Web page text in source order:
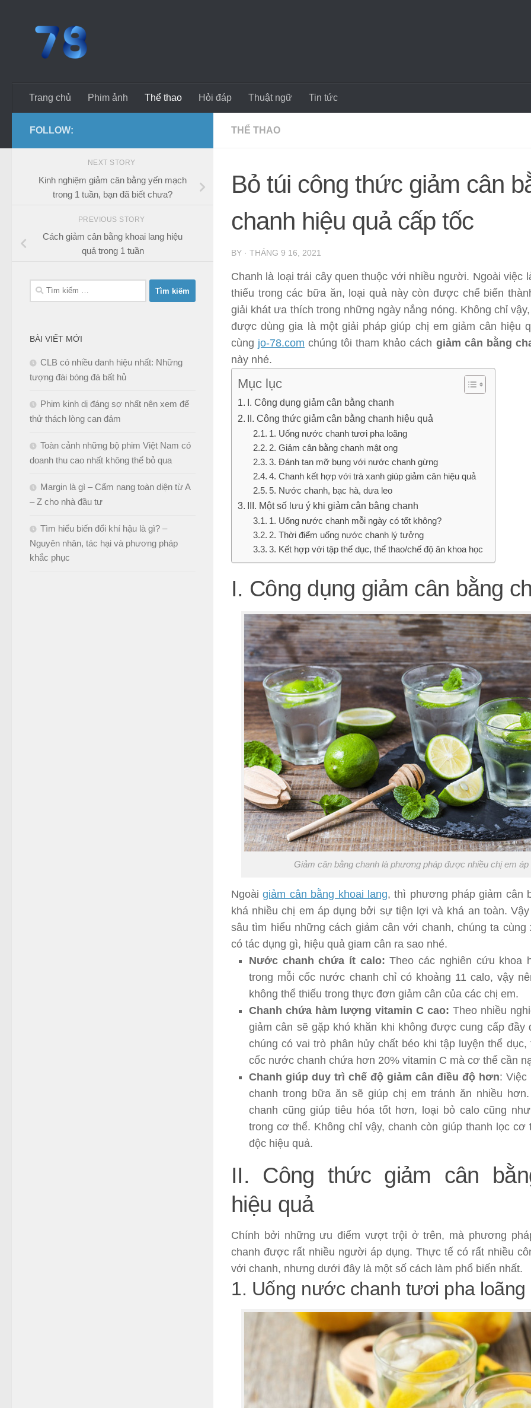
Trang chủ Phim ảnh Thể thao Hỏi đáp Thuật ngữ Tin tức
THỂ THAO
Bỏ túi công thức giảm cân
chanh hiệu quả cấp tốc
BY · THÁNG 9 16, 2021
Chanh là loại trái cây quen thuộc với nhiều người. Ngoài việc
thiếu trong các bữa ăn, loại quả này còn được chế biến
giải khát ưa thích trong những ngày nắng nóng. Không chỉ
được dùng gia là một giải pháp giúp chị em giảm cân hiệu
cùng jo-78.com chúng tôi tham khảo cách giảm cân bằng
này nhé.
Mục lục
I. Công dụng giảm cân bằng chanh
II. Công thức giảm cân bằng chanh hiệu quả
1. Uống nước chanh tươi pha loãng
2. Giảm cân bằng chanh mật ong
3. Đánh tan mỡ bụng với nước chanh gừng
4. Chanh kết hợp với trà xanh giúp giảm cân hiệu quả
5. Nước chanh, bạc hà, dưa leo
III. Một số lưu ý khi giảm cân bằng chanh
1. Uống nước chanh mỗi ngày có tốt không?
2. Thời điểm uống nước chanh lý tưởng
3. Kết hợp với tập thể dục, thể thao/chế độ ăn khoa học
I. Công dụng giảm cân bằng
Giảm cân bằng chanh là phương pháp được nhiều chị em áp
Ngoàigiảm cân bằng khoai lang, thì phương pháp giảm cân
khá nhiều chị em áp dụng bởi sự tiện lợi và khá an toàn.
sâu tìm hiểu những cách giảm cân với chanh, chúng ta cùng
có tác dụng gì, hiệu quả giam cân ra sao nhé.
Nước chanh chứa ít calo: Theo các nghiên cứu khoa
trong mỗi cốc nước chanh chỉ có khoảng 11 calo, vậy
không thể thiếu trong thực đơn giảm cân của các chị em.
Chanh chứa hàm lượng vitamin C cao: Theo nhiều
giảm cân sẽ gặp khó khăn khi không được cung cấp đầy
chúng có vai trò phân hủy chất béo khi tập luyện thể dục,
cốc nước chanh chứa hơn 20% vitamin C mà cơ thể cần
Chanh giúp duy trì chế độ giảm cân điều độ hơn: Việc
chanh trong bữa ăn sẽ giúp chị em tránh ăn nhiều
chanh cũng giúp tiêu hóa tốt hơn, loại bỏ calo cũng
trong cơ thể. Không chỉ vậy, chanh còn giúp thanh lọc cơ
độc hiệu quả.
II. Công thức giảm cân
hiệu quả
Chính bởi những ưu điểm vượt trội ở trên, mà phương
chanh được rất nhiều người áp dụng. Thực tế có rất nhiều
với chanh, nhưng dưới đây là một số cách làm phổ biến nhất.
1. Uống nước chanh tươi pha loãng
FOLLOW:
NEXT STORY
Kinh nghiệm giảm cân bằng yến mạch
trong 1 tuần, bạn đã biết chưa?
PREVIOUS STORY
Cách giảm cân bằng khoai lang hiệu
quả trong 1 tuần
Tìm
kiếm
BÀI VIẾT MỚI
CLB có nhiều danh hiệu nhất: Những
tượng đài bóng đá bất hủ
Phim kinh dị đáng sợ nhất nên xem để
thử thách lòng can đảm
Toàn cảnh những bộ phim Việt Nam có
doanh thu cao nhất không thể bỏ qua
Margin là gì – Cẩm nang toàn diện từ A
– Z cho nhà đầu tư
Tìm hiểu biến đổi khí hậu là gì? –
Nguyên nhân, tác hại và phương pháp
khắc phục